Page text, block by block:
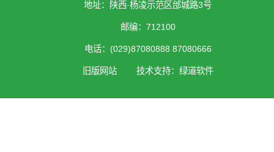
地址：陕西·杨凌示范区邰城路3号
邮编：712100
电话：(029)87080888 87080666
旧版网站技术支持：绿道软件